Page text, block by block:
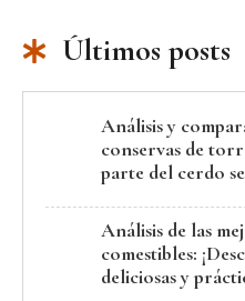
Últimos posts
Análisis y
conservas de
parte del cerdo
Análisis de las
comestibles:
deliciosas y